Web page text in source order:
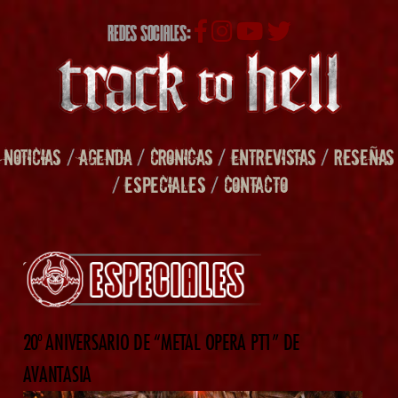
REDES SOCIALES:
NOTICIAS /AGENDA/ CRONICAS/ENTREVISTAS/RESEÑAS
/ESPECIALES/ CONTACTO
20º ANIVERSARIO DE “METAL OPERA PT1” DE
AVANTASIA